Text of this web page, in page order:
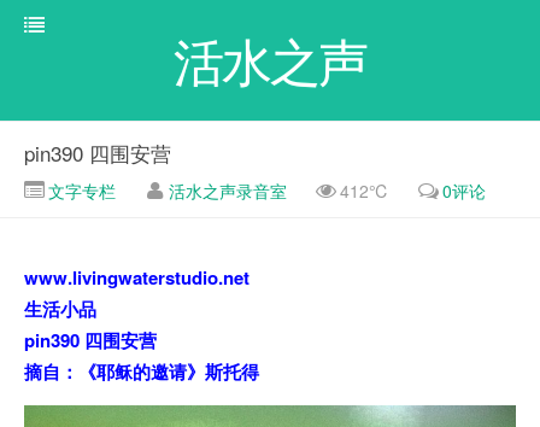
活水之声
pin390 四围安营
文字专栏 活水之声录音室 412℃ 0评论
www.livingwaterstudio.net
生活小品
pin390 四围安营
摘自：《耶稣的邀请》斯托得